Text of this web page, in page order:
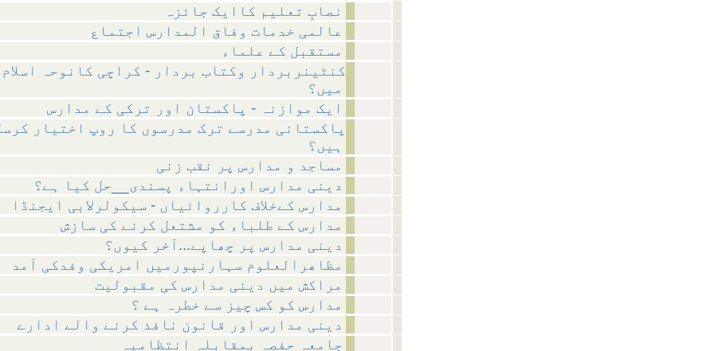
نصابِ تعلیم کاایک جائزہ
عالمی خدمات وفاق المدارس اجتماع
مستقبل کے علماء
کنٹینربردار وکتاب بردار - کراچی کانوحہ اسلام
میں؟
ایک موازنہ - پاکستان اور ترکی کے مدارس
پاکستانی مدرسے ترک مدرسوں کا روپ اختیار
ہیں؟
مساجد و مدارس پر نقب زنی
دینی مدارس اورانتہاء پسندی__حل کیا ہے؟
مدارس کےخلاف کارروائیاں - سیکولرلابی ایجنڈا
مدارس کے طلباء کو مشتعل کرنے کی سازش
دینی مدارس پر چھاپے...آخر کیوں؟
مظاھرالعلوم سہارنپورمیں امریکی وفدکی آمد
مراکش میں دینی مدارس کی مقبولیت
مدارس کو کس چیز سے خطرہ ہے ؟
دینی مدارس اور قانون نافذ کرنے والے ادارے
جامعہ حفصہ بمقابلہ انتظامیہ